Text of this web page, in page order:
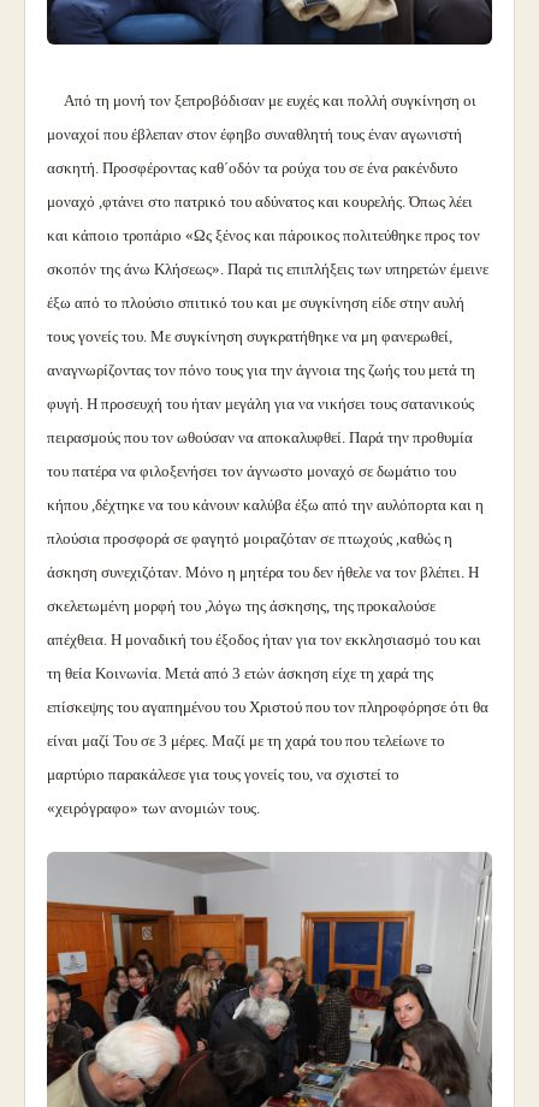
Από τη μονή τον ξεπροβόδισαν με ευχές και πολλή συγκίνηση οι
μοναχοί που έβλεπαν στον έφηβο συναθλητή τους έναν αγωνιστή
ασκητή. Προσφέροντας καθ΄οδόν τα ρούχα του σε ένα ρακένδυτο
μοναχό ,φτάνει στο πατρικό του αδύνατος και κουρελής. Όπως λέει
και κάποιο τροπάριο «Ως ξένος και πάροικος πολιτεύθηκε προς τον
σκοπόν της άνω Κλήσεως». Παρά τις επιπλήξεις των υπηρετών έμεινε
έξω από το πλούσιο σπιτικό του και με συγκίνηση είδε στην αυλή
τους γονείς του. Με συγκίνηση συγκρατήθηκε να μη φανερωθεί,
αναγνωρίζοντας τον πόνο τους για την άγνοια της ζωής του μετά τη
φυγή. Η προσευχή του ήταν μεγάλη για να νικήσει τους σατανικούς
πειρασμούς που τον ωθούσαν να αποκαλυφθεί. Παρά την προθυμία
του πατέρα να φιλοξενήσει τον άγνωστο μοναχό σε δωμάτιο του
κήπου ,δέχτηκε να του κάνουν καλύβα έξω από την αυλόπορτα και η
πλούσια προσφορά σε φαγητό μοιραζόταν σε πτωχούς ,καθώς η
άσκηση συνεχιζόταν. Μόνο η μητέρα του δεν ήθελε να τον βλέπει. Η
σκελετωμένη μορφή του ,λόγω της άσκησης, της προκαλούσε
απέχθεια. Η μοναδική του έξοδος ήταν για τον εκκλησιασμό του και
τη θεία Κοινωνία. Μετά από 3 ετών άσκηση είχε τη χαρά της
επίσκεψης του αγαπημένου του Χριστού που τον πληροφόρησε ότι θα
είναι μαζί Του σε 3 μέρες. Μαζί με τη χαρά του που τελείωνε το
μαρτύριο παρακάλεσε για τους γονείς του, να σχιστεί το
«χειρόγραφο» των ανομιών τους.